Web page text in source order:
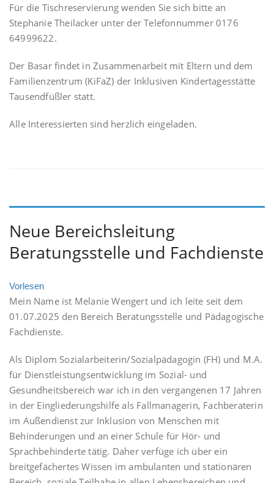
Für die Tischreservierung wenden Sie sich bitte an
Stephanie Theilacker unter der Telefonnummer 0176
64999622.
Der Basar findet in Zusammenarbeit mit Eltern und dem
Familienzentrum (KiFaZ) der Inklusiven Kindertagesstätte
Tausendfüßler statt.
Alle Interessierten sind herzlich eingeladen.
Neue Bereichsleitung
Beratungsstelle und Fachdienste
Vorlesen
Mein Name ist Melanie Wengert und ich leite seit dem
01.07.2025 den Bereich Beratungsstelle und Pädagogische
Fachdienste.
Als Diplom Sozialarbeiterin/Sozialpädagogin (FH) und M.A.
für Dienstleistungsentwicklung im Sozial- und
Gesundheitsbereich war ich in den vergangenen 17 Jahren
in der Eingliederungshilfe als Fallmanagerin, Fachberaterin
im Außendienst zur Inklusion von Menschen mit
Behinderungen und an einer Schule für Hör- und
Sprachbehinderte tätig. Daher verfüge ich über ein
breitgefächertes Wissen im ambulanten und stationären